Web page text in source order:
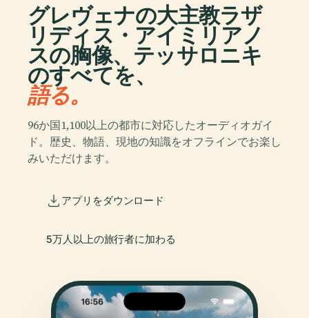
グレヴェナの大主教ラザ
リディス・アイミリアノ
スの胸像、テッサロニキ
のすべてを、
語る。
96か国1,100以上の都市に対応したオーディオガイ
ド。歴史、物語、現地の知識をオフラインでお楽し
みいただけます。
アプリをダウンロード
5万人以上の旅行者に加わる